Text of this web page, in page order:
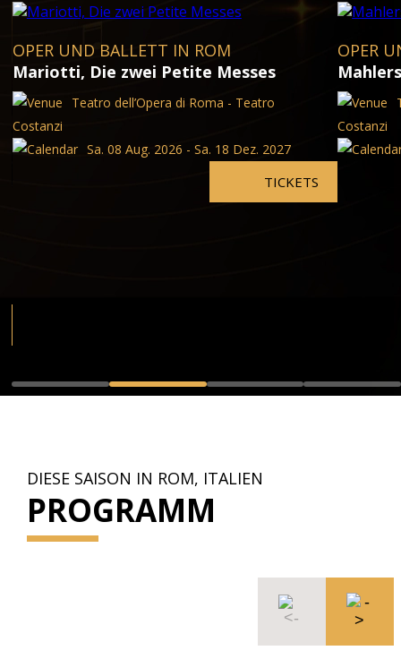
OPER UND BALLETT IN ROM
Mariotti, Die zwei Petite Messes
Teatro dell’Opera di Roma - Teatro
Costanzi
Sa. 08 Aug. 2026 - Sa. 18 Dez. 2027
TICKETS
OPER
Costanzi
DIESE SAISON IN ROM, ITALIEN
PROGRAMM